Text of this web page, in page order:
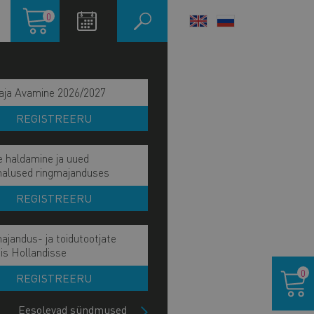
Ostukorv
0
Avamine 2026/2027
REGISTREERU
haldamine ja uued
ringmajanduses
REGISTREERU
ja toidutootjate
Hollandisse
REGISTREERU
Eesolevad sündmused
LANGUAGE
0
MÕJU JA EESMÄRK
TÖÖVÕIDUD